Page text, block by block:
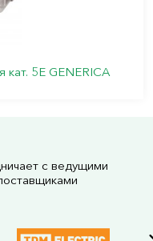
кат. 5Е GENERICA
с ведущими